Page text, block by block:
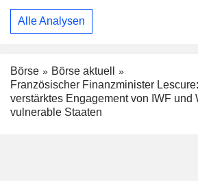
Alle Analysen
Börse
Börse aktuell
Französischer Finanzminister
verstärktes Engagement von IWF und
vulnerable Staaten